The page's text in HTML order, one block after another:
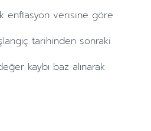
enflasyon verisine göre
tarihinden sonraki
kaybı baz alınarak